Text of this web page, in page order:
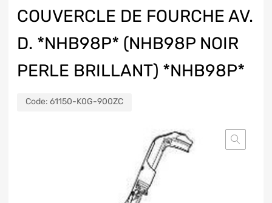
COUVERCLE DE FOURCHE AV.
D. *NHB98P* (NHB98P NOIR
PERLE BRILLANT) *NHB98P*
Code: 61150-K0G-900ZC